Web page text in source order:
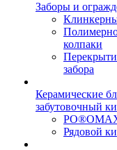
Заборы и
колпаки
забора
Керамические
забутовочный
Рядовой